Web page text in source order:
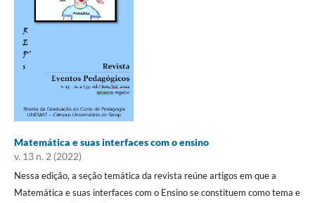
Matemática e suas interfaces com o ensino
v. 13 n. 2 (2022)
Nessa edição, a seção temática da revista reúne artigos em que a
Matemática e suas interfaces com o Ensino se constituem como tema e